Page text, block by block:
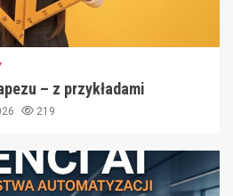
– z przykładami
219